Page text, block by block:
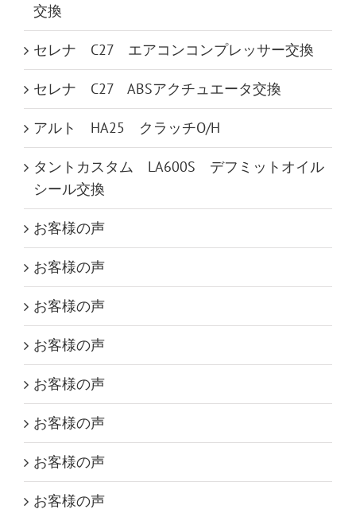
交換
セレナ C27 エアコンコンプレッサー交換
セレナ C27 ABSアクチュエータ交換
アルト HA25 クラッチO/H
タントカスタム LA600S デフミットオイル
シール交換
お客様の声
お客様の声
お客様の声
お客様の声
お客様の声
お客様の声
お客様の声
お客様の声